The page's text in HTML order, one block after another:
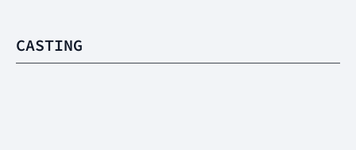
CASTING